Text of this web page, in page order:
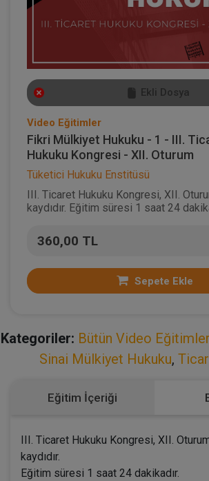
Ekli Dosya
Video Eğitimler
Fikri Mülkiyet Hukuku - 1 - III.
Hukuku Kongresi - XII. Oturum
Tüketici Hukuku Enstitüsü
III. Ticaret Hukuku Kongresi, XII.
kaydıdır. Eğitim süresi 1 saat 24
360,00 TL
Sepete Ekle
Kategoriler: Bütün Video Eğitimler
Sinai Mülkiyet Hukuku,
Eğitim İçeriği
III. Ticaret Hukuku Kongresi, XII.
kaydıdır.
Eğitim süresi 1 saat 24 dakikadır.